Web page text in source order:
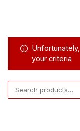
your criteria